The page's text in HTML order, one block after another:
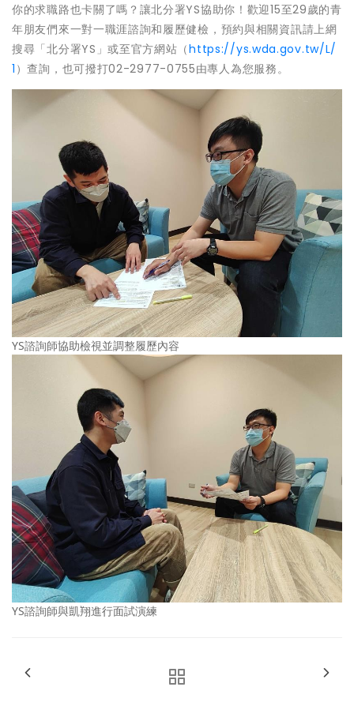
你的求職路也卡關了嗎？讓北分署YS協助你！歡迎15至29歲的青
年朋友們來一對一職涯諮詢和履歷健檢，預約與相關資訊請上網
搜尋「北分署YS」或至官方網站（https://ys.wda.gov.tw/L/
1 ）查詢，也可撥打02-2977-0755由專人為您服務。
YS諮詢師協助檢視並調整履歷內容
YS諮詢師與凱翔進行面試演練